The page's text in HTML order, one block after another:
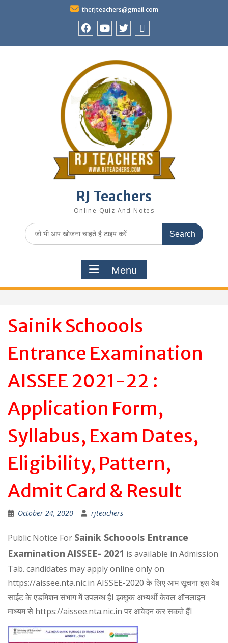
therjteachers@gmail.com
RJ Teachers
Online Quiz And Notes
Search
for:
Menu
Sainik Schoools
Entrance Examination
AISSEE 2021-22 :
Application Form,
Syllabus, Exam Dates,
Eligibility, Pattern,
Admit Card & Result
October 24, 2020 rjteachers
Public Notice For Sainik Schoools Entrance
Examination AISSEE- 2021 is available in Admission
Tab. candidates may apply online only on
https://aissee.nta.nic.in AISSEE-2020 के लिए आम सूचना इस वेब
साईट के एडमिशन संभाग में उपलब्ध हैI इक्छुक अभ्यर्थी केवल ऑनलाइन
माध्यम से https://aissee.nta.nic.in पर आवेदन कर सकते हैंI